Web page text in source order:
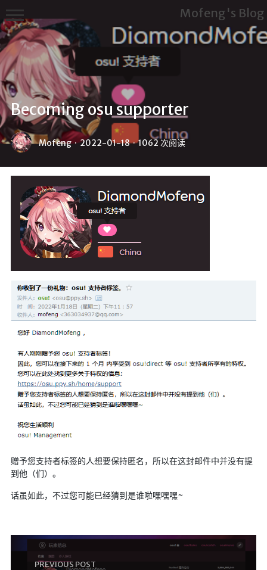
Becoming osu supporter
Mofeng · 2022-01-18 · 1062 次阅读
赠予您支持者标签的人想要保持匿名，所以在这封邮件中并没有提
到他（们）。
话虽如此，不过您可能已经猜到是谁啦嘿嘿嘿~
PREVIOUS POST
Mofeng's Blog
首页
ME
Links
文章分类
归档馆
空调房